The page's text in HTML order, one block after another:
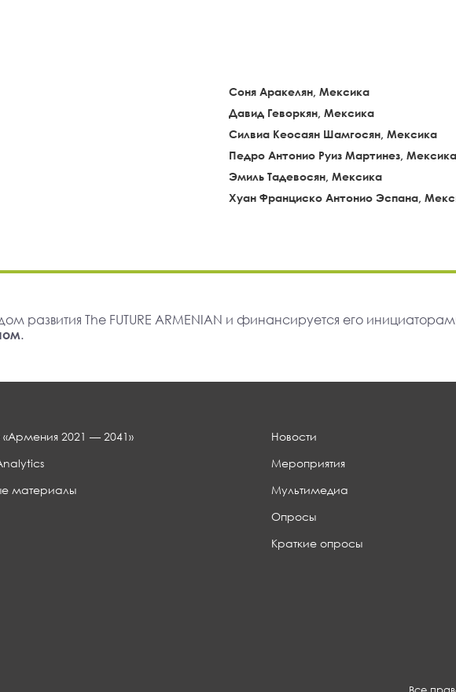
Соня Аракелян, Мексика
Давид Геворкян, Мексика
Силвиа Кеосаян Шамгосян, Мексика
Педро Антонио Руиз Мартинез, Мексика
Эмиль Тадевосян, Мексика
Хуан Франциско Антонио Эспана,
развития The FUTURE ARMENIAN и финансируется его
.
2021 — 2041»
материалы
Новости
Мероприятия
Мультимедиа
Опросы
Краткие опросы